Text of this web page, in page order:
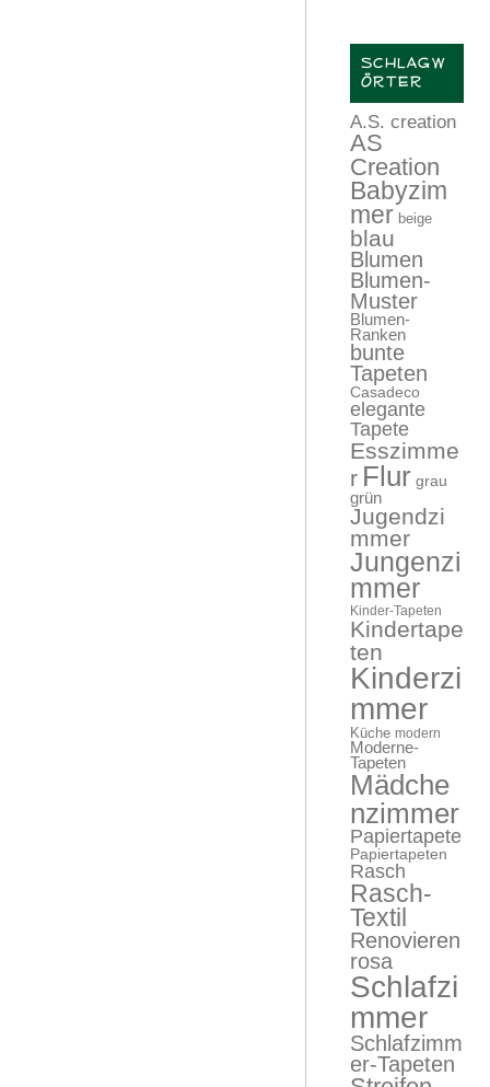
SCHLAGW
ÖRTER
A.S. creation
AS
Creation
Babyzim
mer beige
blau
Blumen
Blumen-
Muster
Blumen-
Ranken
bunte
Tapeten
Casadeco
elegante
Tapete
Esszimme
r Flur grau
grün
Jugendzi
mmer
Jungenzi
mmer
Kinder-Tapeten
Kindertape
ten
Kinderzi
mmer
Küche modern
Moderne-
Tapeten
Mädche
nzimmer
Papiertapete
Papiertapeten
Rasch
Rasch-
Textil
Renovieren
rosa
Schlafzi
mmer
Schlafzimm
er-Tapeten